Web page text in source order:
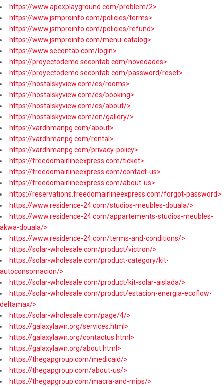
https://www.apexplayground.com/problem/2>
https://www.jsmproinfo.com/policies/terms>
https://www.jsmproinfo.com/policies/refund>
https://www.jsmproinfo.com/menu-catalog>
https://www.secontab.com/login>
https://proyectodemo.secontab.com/novedades>
https://proyectodemo.secontab.com/password/reset>
https://hostalskyview.com/es/rooms>
https://hostalskyview.com/es/booking>
https://hostalskyview.com/es/about/>
https://hostalskyview.com/en/gallery/>
https://vardhmanpg.com/about>
https://vardhmanpg.com/rental>
https://vardhmanpg.com/privacy-policy>
https://freedomairlineexpress.com/ticket>
https://freedomairlineexpress.com/contact-us>
https://freedomairlineexpress.com/about-us>
https://reservations.freedomairlineexpress.com/forgot-password>
https://www.residence-24.com/studios-meubles-douala/>
https://www.residence-24.com/appartements-studios-meubles-
akwa-douala/>
https://www.residence-24.com/terms-and-conditions/>
https://solar-wholesale.com/product/victron/>
https://solar-wholesale.com/product-category/kit-
autoconsomacion/>
https://solar-wholesale.com/product/kit-solar-aislada/>
https://solar-wholesale.com/product/estacion-energia-ecoflow-
deltamax/>
https://solar-wholesale.com/page/4/>
https://galaxylawn.org/services.html>
https://galaxylawn.org/contactus.html>
https://galaxylawn.org/about.html>
https://thegapgroup.com/medicaid/>
https://thegapgroup.com/about-us/>
https://thegapgroup.com/macra-and-mips/>